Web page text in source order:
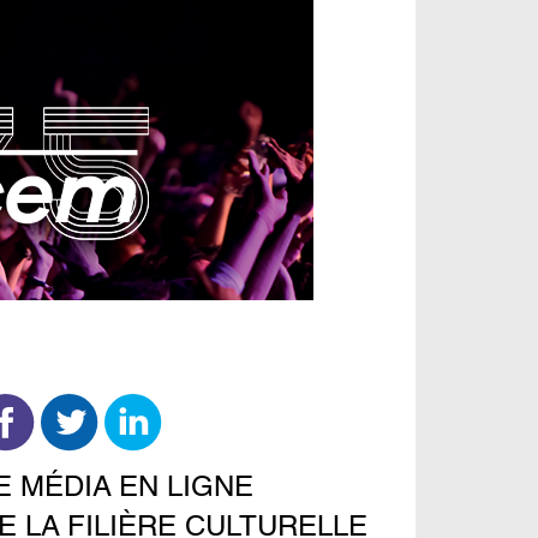
MÉDIA EN LIGNE
LA FILIÈRE CULTURELLE